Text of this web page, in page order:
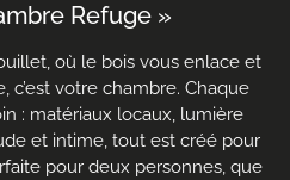
Refuge »
où le bois vous enlace et
c’est votre chambre. Chaque
: matériaux locaux, lumière
et intime, tout est créé pour
pour deux personnes, que